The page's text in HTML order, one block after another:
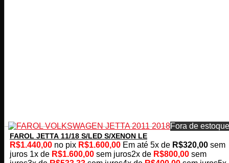
Fora de estoque
FAROL JETTA 11/18 S/LED S/XENON LE
R$1.440,00 no pix R$1.600,00 Em até 5x de R$320,00 sem
juros 1x de R$1.600,00 sem juros2x de R$800,00 sem